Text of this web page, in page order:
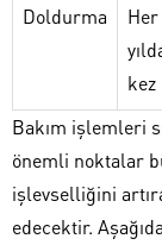
Doldurma
Her
kez
Bakım işlemleri
önemli noktalar
işlevselliğini
edecektir. Aşağıda,